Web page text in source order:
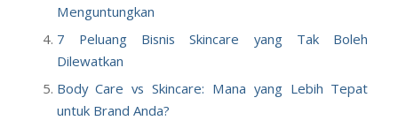
Menguntungkan
7 Peluang Bisnis Skincare yang Tak Boleh
Dilewatkan
Body Care vs Skincare: Mana yang Lebih Tepat
untuk Brand Anda?